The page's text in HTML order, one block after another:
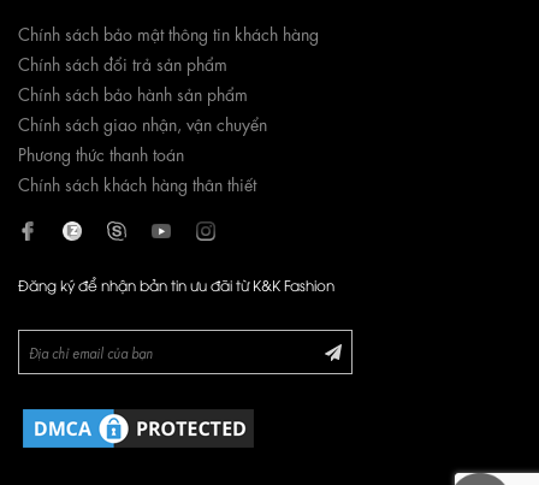
Chính sách bảo mật thông tin khách hàng
Chính sách đổi trả sản phẩm
Chính sách bảo hành sản phẩm
Chính sách giao nhận, vận chuyển
Phương thức thanh toán
Chính sách khách hàng thân thiết
Đăng ký để nhận bản tin ưu đãi từ K&K Fashion